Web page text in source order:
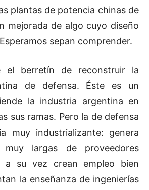
plantas de potencia chinas de
mejorada de algo cuyo diseño
sepan comprender.
el berretín de reconstruir la
de defensa. Éste es un
la industria argentina en
sus ramas. Pero la de defensa
muy industrializante: genera
muy largas de proveedores
a su vez crean empleo bien
la enseñanza de ingenierías